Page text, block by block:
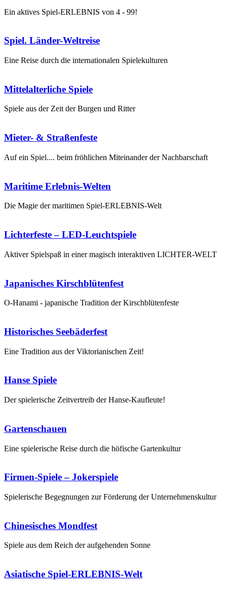
Ein aktives Spiel-ERLEBNIS von 4 - 99!
Spiel. Länder-Weltreise
Eine Reise durch die internationalen Spielekulturen
Mittelalterliche Spiele
Spiele aus der Zeit der Burgen und Ritter
Mieter- & Straßenfeste
Auf ein Spiel.... beim fröhlichen Miteinander der Nachbarschaft
Maritime Erlebnis-Welten
Die Magie der maritimen Spiel-ERLEBNIS-Welt
Lichterfeste – LED-Leuchtspiele
Aktiver Spielspaß in einer magisch interaktiven LICHTER-WELT
Japanisches Kirschblütenfest
O-Hanami - japanische Tradition der Kirschblütenfeste
Historisches Seebäderfest
Eine Tradition aus der Viktorianischen Zeit!
Hanse Spiele
Der spielerische Zeitvertreib der Hanse-Kaufleute!
Gartenschauen
Eine spielerische Reise durch die höfische Gartenkultur
Firmen-Spiele – Jokerspiele
Spielerische Begegnungen zur Förderung der Unternehmenskultur
Chinesisches Mondfest
Spiele aus dem Reich der aufgehenden Sonne
Asiatische Spiel-ERLEBNIS-Welt